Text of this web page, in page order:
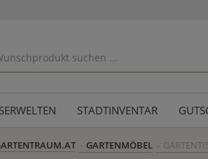
STADTINVENTAR
GARTENMÖBEL